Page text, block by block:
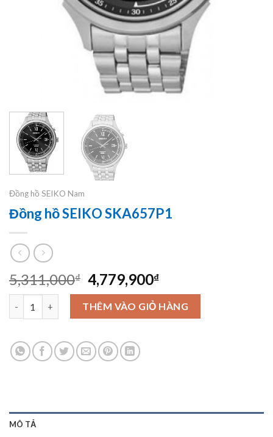
Đồng hồ SEIKO Nam
Đồng hồ SEIKO SKA657P1
5,311,000₫ Original
price
was:
5,311,000₫.
4,779,900₫Current
price
is:
4,779,900₫.
Đồng hồ SEIKO SKA657P1 số lượng
THÊM VÀO GIỎ HÀNG
MÔ TẢ